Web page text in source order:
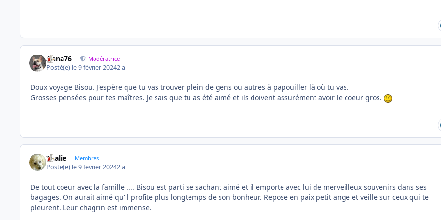
Anna76 Modératrice
Posté(e) le 9 février 20242 a
Doux voyage Bisou. J'espère que tu vas trouver plein de gens ou autres à papouiller là où tu vas.
Grosses pensées pour tes maîtres. Je sais que tu as été aimé et ils doivent assurément avoir le coeur gros.
Thalie Membres
Posté(e) le 9 février 20242 a
De tout coeur avec la famille .... Bisou est parti se sachant aimé et il emporte avec lui de merveilleux souvenirs dans ses
bagages. On aurait aimé qu'il profite plus longtemps de son bonheur. Repose en paix petit ange et veille sur ceux qui te
pleurent. Leur chagrin est immense.